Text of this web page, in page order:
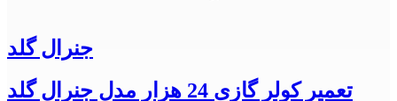
جنرال گلد
تعمیر کولر گازی 24 هزار مدل جنرال گلد